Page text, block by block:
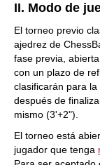
II. Modo de
El torneo previo
ajedrez de
fase previa,
con un plazo de
clasificarán para
después de
mismo (3'+2").
El torneo está
jugador que tenga